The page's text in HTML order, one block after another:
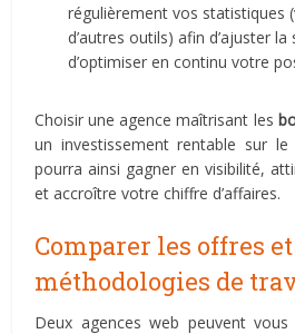
régulièrement vos statistiques
d’autres outils) afin d’ajuster
d’optimiser en continu votre
Choisir une agence maîtrisant les
un investissement rentable sur
pourra ainsi gagner en visibilité,
et accroître votre chiffre d’affaires.
Comparer les offres
méthodologies de
Deux agences web peuvent